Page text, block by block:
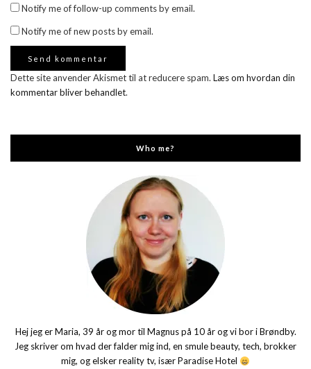
Notify me of follow-up comments by email.
Notify me of new posts by email.
Dette site anvender Akismet til at reducere spam. Læs om hvordan din
kommentar bliver behandlet.
Who me?
Hej jeg er Maria, 39 år og mor til Magnus på 10 år og vi bor i Brøndby.
Jeg skriver om hvad der falder mig ind, en smule beauty, tech, brokker
mig, og elsker reality tv, især Paradise Hotel